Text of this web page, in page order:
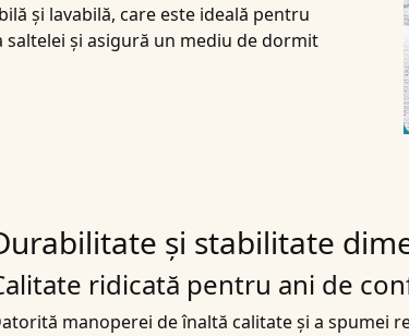
și lavabilă, care este ideală pentru
și asigură un mediu de dormit
și stabilitate
ridicată pentru ani de
manoperei de înaltă calitate și a spumei